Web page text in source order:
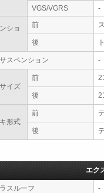
VGS/VGRS -
ショ
前
後
スペンション -
イズ
前
後
形式
前
後
エク
スルーフ -